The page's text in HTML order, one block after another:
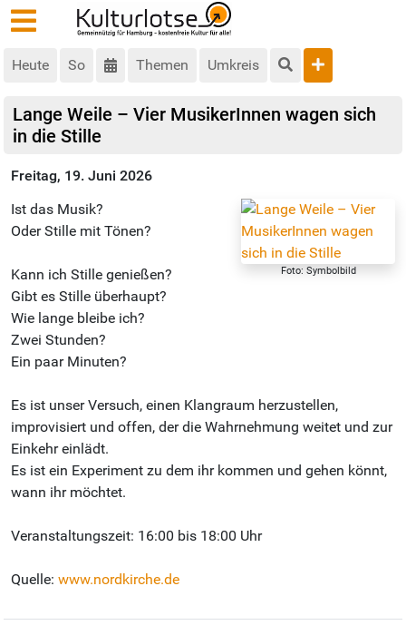
Heute So Themen Umkreis
Lange Weile – Vier MusikerInnen wagen sich
in die Stille
Freitag, 19. Juni 2026
Foto: Symbolbild
Ist das Musik?
Oder Stille mit Tönen?
Kann ich Stille genießen?
Gibt es Stille überhaupt?
Wie lange bleibe ich?
Zwei Stunden?
Ein paar Minuten?
Es ist unser Versuch, einen Klangraum herzustellen,
improvisiert und offen, der die Wahrnehmung weitet und zur
Einkehr einlädt.
Es ist ein Experiment zu dem ihr kommen und gehen könnt,
wann ihr möchtet.
Veranstaltungszeit: 16:00 bis 18:00 Uhr
Quelle: www.nordkirche.de